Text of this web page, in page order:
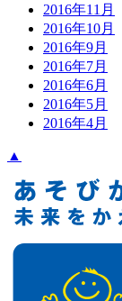
2016年11月
2016年10月
2016年9月
2016年7月
2016年6月
2016年5月
2016年4月
▲